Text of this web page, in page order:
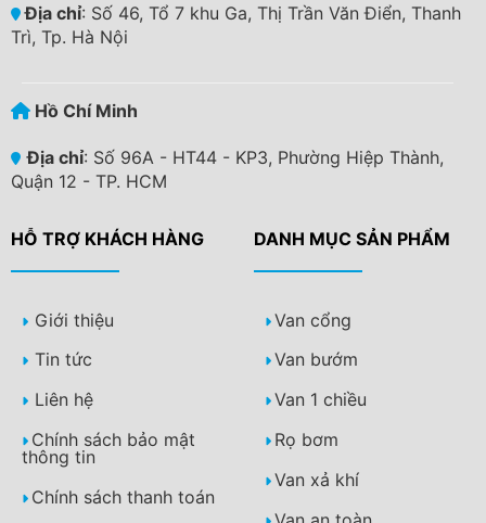
Địa chỉ: Số 46, Tổ 7 khu Ga, Thị Trần Văn Điển, Thanh
Trì, Tp. Hà Nội
Hồ Chí Minh
Địa chỉ: Số 96A - HT44 - KP3, Phường Hiệp Thành,
Quận 12 - TP. HCM
HỖ TRỢ KHÁCH HÀNG DANH MỤC SẢN PHẨM
Giới thiệu
Tin tức
Liên hệ
Chính sách bảo mật
thông tin
Chính sách thanh toán
Van cổng
Van bướm
Van 1 chiều
Rọ bơm
Van xả khí